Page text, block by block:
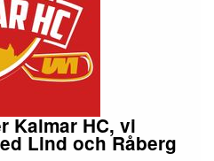
Kalmar HC, vi
Lind och Råberg